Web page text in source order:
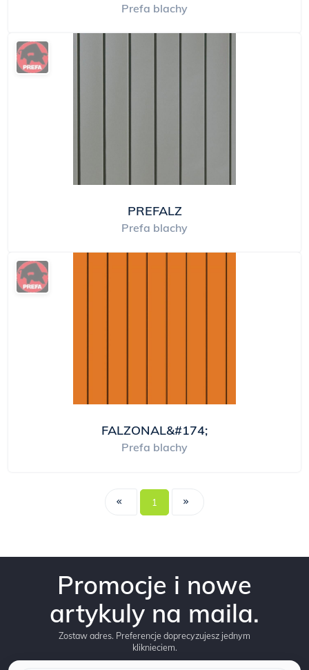
Prefa blachy
PREFALZ
Prefa blachy
FALZONAL&#174;
Prefa blachy
1
Promocje i nowe
artykuly na maila.
Zostaw adres. Preferencje doprecyzujesz jednym
kliknieciem.